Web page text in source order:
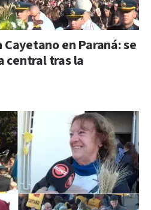
en Paraná: se
central tras la